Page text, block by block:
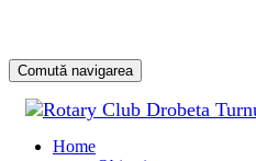
Comută navigarea
Home